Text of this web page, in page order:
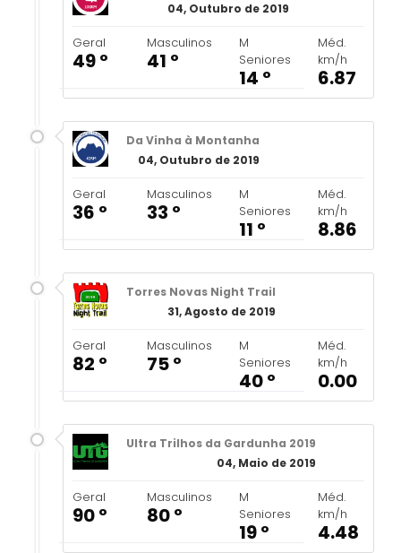
04, Outubro de 2019
Geral
49 º
Masculinos
41 º
M
Seniores
14 º
Méd.
km/h
6.87
Da Vinha à Montanha
04, Outubro de 2019
Geral
36 º
Masculinos
33 º
M
Seniores
11 º
Méd.
km/h
8.86
Torres Novas Night Trail
31, Agosto de 2019
Geral
82 º
Masculinos
75 º
M
Seniores
40 º
Méd.
km/h
0.00
Ultra Trilhos da Gardunha 2019
04, Maio de 2019
Geral
90 º
Masculinos
80 º
M
Seniores
19 º
Méd.
km/h
4.48